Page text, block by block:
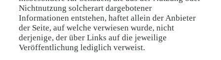
Nichtnutzung solcherart dargebotener
Informationen entstehen, haftet allein der Anbieter
der Seite, auf welche verwiesen wurde, nicht
derjenige, der über Links auf die jeweilige
Veröffentlichung lediglich verweist.